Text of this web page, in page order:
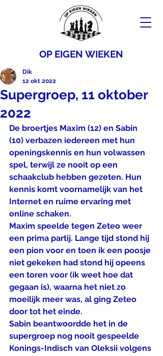
OP EIGEN WIEKEN
Supergroep, 11 oktober
2022
Dik
12 okt 2022
De broertjes Maxim (12) en Sabin
(10) verbazen iedereen met hun
openingskennis en hun volwassen
spel, terwijl ze nooit op een
schaakclub hebben gezeten. Hun
kennis komt voornamelijk van het
Internet en ruime ervaring met
online schaken.
Maxim speelde tegen Zeteo weer
een prima partij. Lange tijd stond hij
een pion voor en toen ik een poosje
niet gekeken had stond hij opeens
een toren voor (ik weet hoe dat
gegaan is), waarna het niet zo
moeilijk meer was, al ging Zeteo
door tot het einde.
Sabin beantwoordde het in de
supergroep nog nooit gespeelde
Konings-Indisch van Oleksii volgens